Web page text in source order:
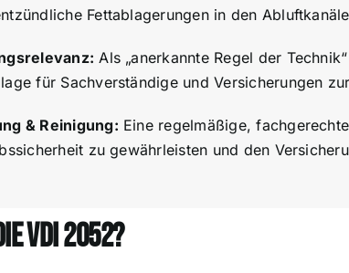
Fettablagerungen in den
Als „anerkannte Regel der
für Sachverständige und Versicherungen
& Reinigung: Eine regelmäßige,
zu gewährleisten und den
VDI 2052?